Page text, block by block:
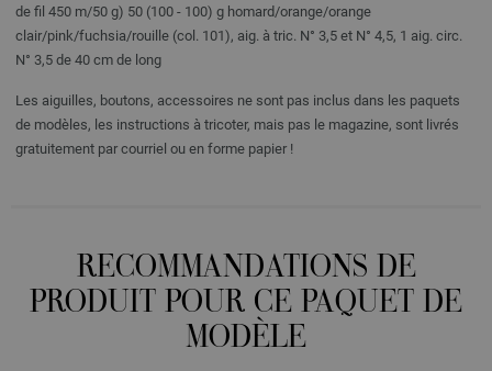
de fil 450 m/50 g) 50 (100 - 100) g homard/orange/orange
clair/pink/fuchsia/rouille (col. 101), aig. à tric. N° 3,5 et N° 4,5, 1 aig. circ.
N° 3,5 de 40 cm de long
Les aiguilles, boutons, accessoires ne sont pas inclus dans les paquets
de modèles, les instructions à tricoter, mais pas le magazine, sont livrés
gratuitement par courriel ou en forme papier !
RECOMMANDATIONS DE
PRODUIT POUR CE PAQUET DE
MODÈLE